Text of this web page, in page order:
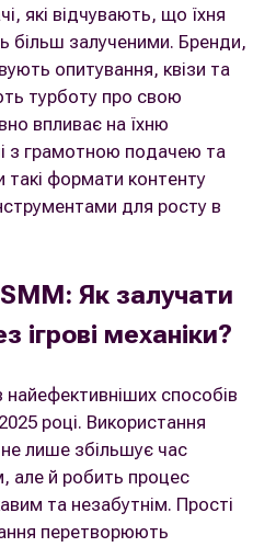
які відчувають, що їхня
більш залученими. Бренди,
опитування, квізи та
турботу про свою
впливає на їхню
з грамотною подачею та
формати контенту
для росту в
Як залучати
ігрові механіки?
найефективніших способів
році. Використання
не лише збільшує час
але й робить процес
та незабутнім. Прості
перетворюють